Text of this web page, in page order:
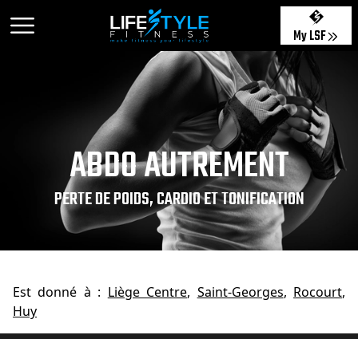
My LSF
ABDO AUTREMENT
PERTE DE POIDS, CARDIO ET TONIFICATION
Est donné à : Liège Centre, Saint-Georges, Rocourt,
Huy